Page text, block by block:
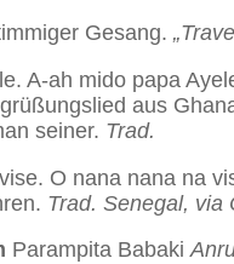
Gesang.
A-ah mido papa
aus
seiner. Trad.
O nana nana na
Trad. Senegal, via
Parampita Babaki